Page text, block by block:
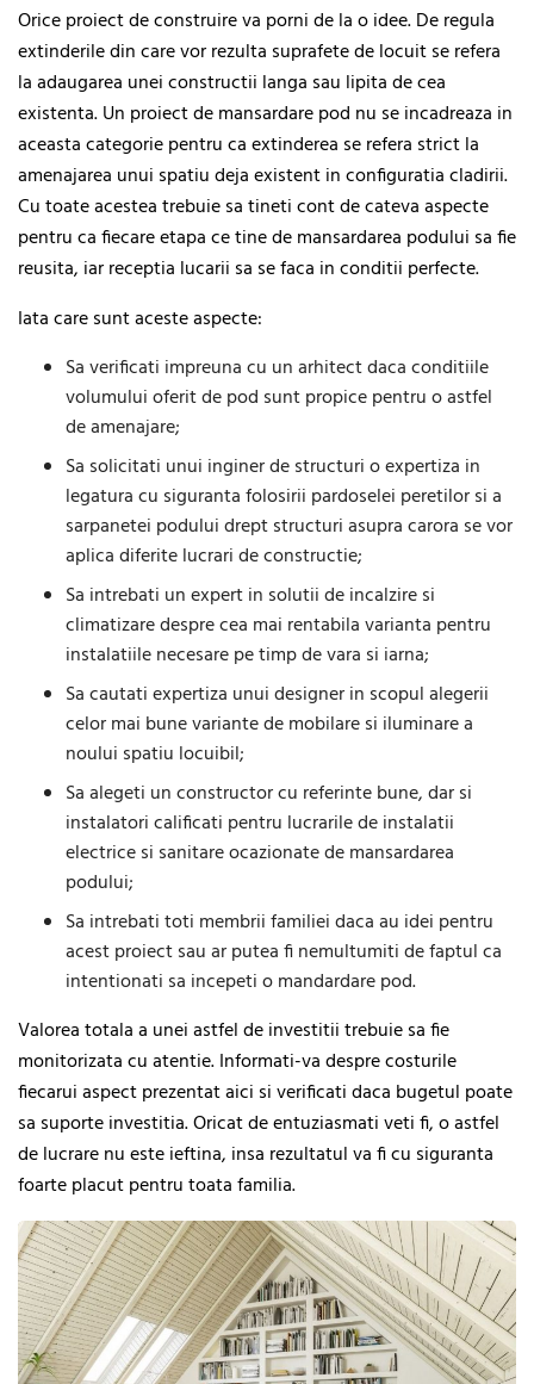
Orice proiect de construire va porni de la o idee. De regula
extinderile din care vor rezulta suprafete de locuit se refera
la adaugarea unei constructii langa sau lipita de cea
existenta. Un proiect de mansardare pod nu se incadreaza in
aceasta categorie pentru ca extinderea se refera strict la
amenajarea unui spatiu deja existent in configuratia cladirii.
Cu toate acestea trebuie sa tineti cont de cateva aspecte
pentru ca fiecare etapa ce tine de mansardarea podului sa fie
reusita, iar receptia lucarii sa se faca in conditii perfecte.
Iata care sunt aceste aspecte:
Sa verificati impreuna cu un arhitect daca conditiile
volumului oferit de pod sunt propice pentru o astfel
de amenajare;
Sa solicitati unui inginer de structuri o expertiza in
legatura cu siguranta folosirii pardoselei peretilor si a
sarpanetei podului drept structuri asupra carora se vor
aplica diferite lucrari de constructie;
Sa intrebati un expert in solutii de incalzire si
climatizare despre cea mai rentabila varianta pentru
instalatiile necesare pe timp de vara si iarna;
Sa cautati expertiza unui designer in scopul alegerii
celor mai bune variante de mobilare si iluminare a
noului spatiu locuibil;
Sa alegeti un constructor cu referinte bune, dar si
instalatori calificati pentru lucrarile de instalatii
electrice si sanitare ocazionate de mansardarea
podului;
Sa intrebati toti membrii familiei daca au idei pentru
acest proiect sau ar putea fi nemultumiti de faptul ca
intentionati sa incepeti o mandardare pod.
Valorea totala a unei astfel de investitii trebuie sa fie
monitorizata cu atentie. Informati-va despre costurile
fiecarui aspect prezentat aici si verificati daca bugetul poate
sa suporte investitia. Oricat de entuziasmati veti fi, o astfel
de lucrare nu este ieftina, insa rezultatul va fi cu siguranta
foarte placut pentru toata familia.